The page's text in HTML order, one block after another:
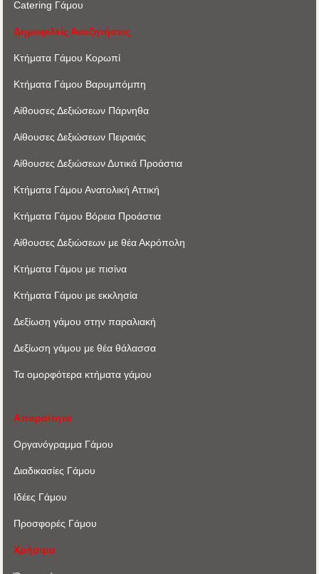
Catering Γάμου
Δημοφιλείς Αναζητήσεις
Κτήματα Γάμου Κορωπί
Κτήματα Γάμου Βαρυμπόμπη
Αίθουσες Δεξιώσεων Πάρνηθα
Αίθουσες Δεξιώσεων Πειραιάς
Αίθουσες Δεξιώσεων Δυτικά Προάστια
Κτήματα Γάμου Ανατολική Αττική
Κτήματα Γάμου Βόρεια Προάστια
Αίθουσες Δεξιώσεων με θέα Ακρόπoλη
Κτήματα Γάμου με πισίνα
Κτήματα Γάμου με εκκλησία
Δεξίωση γάμου στην παραλιακή
Δεξίωση γάμου με θέα θάλασσα
Τα ομορφότερα κτήματα γάμου
Απαραίτητα
Οργανόγραμμα Γάμου
Διαδικασίες Γάμου
Ιδέες Γάμου
Προσφορές Γάμου
Χρήσιμα